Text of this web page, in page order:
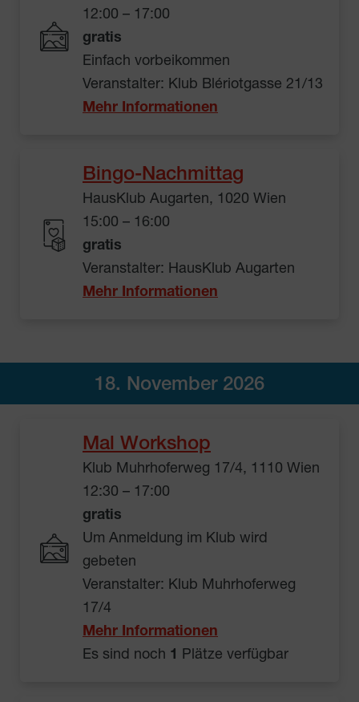
12:00 – 17:00
gratis
Einfach vorbeikommen
Veranstalter: Klub Blériotgasse 21/13
Mehr Informationen
Bingo-Nachmittag
HausKlub Augarten, 1020 Wien
15:00 – 16:00
gratis
Veranstalter: HausKlub Augarten
Mehr Informationen
18. November 2026
Mal Workshop
Klub Muhrhoferweg 17/4, 1110 Wien
12:30 – 17:00
gratis
Um Anmeldung im Klub wird
gebeten
Veranstalter: Klub Muhrhoferweg
17/4
Mehr Informationen
Es sind noch 1 Plätze verfügbar